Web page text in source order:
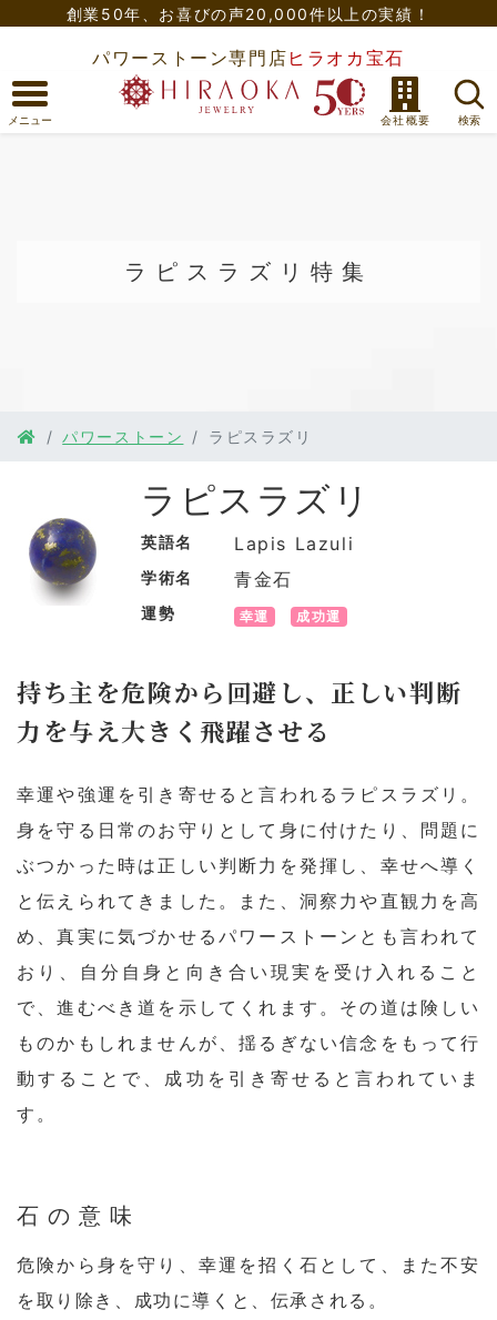
創業50年、 お喜びの声20,000件以上の実績！
パワーストーン専門店 ヒラオカ宝石
ラピスラズリ 特集
パワーストーン ラピスラズリ
ラピスラズリ
英語名 Lapis Lazuli
学術名 青金石
運勢 幸運 成功運
持ち主を危険から回避し、正しい判断
力を与え大きく飛躍させる
幸運や強運を引き寄せると言われるラピスラズリ。
身を守る日常のお守りとして身に付けたり、問題に
ぶつかった時は正しい判断力を発揮し、幸せへ導く
と伝えられてきました。また、洞察力や直観力を高
め、真実に気づかせるパワーストーンとも言われて
おり、自分自身と向き合い現実を受け入れること
で、進むべき道を示してくれます。その道は険しい
ものかもしれませんが、揺るぎない信念をもって行
動することで、成功を引き寄せると言われていま
す。
石の意味
危険から身を守り、幸運を招く石として、また不安
を取り除き、成功に導くと、伝承される。